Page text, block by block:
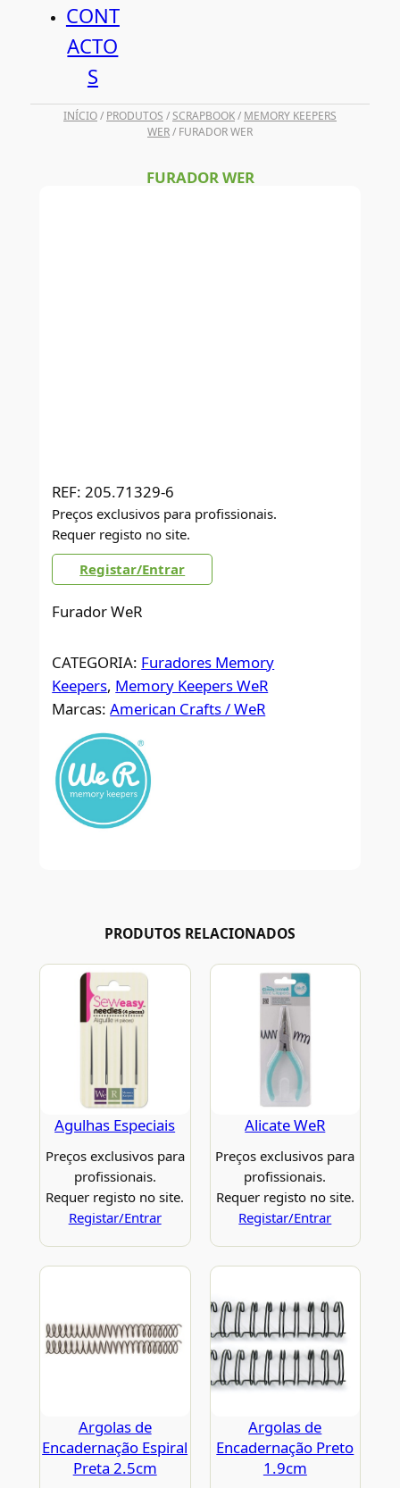
CONT
ACTO
S
INÍCIO/ PRODUTOS /SCRAPBOOK/ MEMORY KEEPERS
WER/ FURADOR WER
FURADOR WER
REF: 205.71329-6
Preços exclusivos para profissionais.
Requer registo no site.
Registar/Entrar
Furador WeR
CATEGORIA: Furadores Memory
Keepers, Memory Keepers WeR
Marcas:American Crafts / WeR
PRODUTOS RELACIONADOS
Agulhas Especiais
Preços exclusivos para
profissionais.
Requer registo no site.
Registar/Entrar
Alicate WeR
Preços exclusivos para
profissionais.
Requer registo no site.
Registar/Entrar
Argolas de
Encadernação Espiral
Preta 2.5cm
Argolas de
Encadernação Preto
1.9cm